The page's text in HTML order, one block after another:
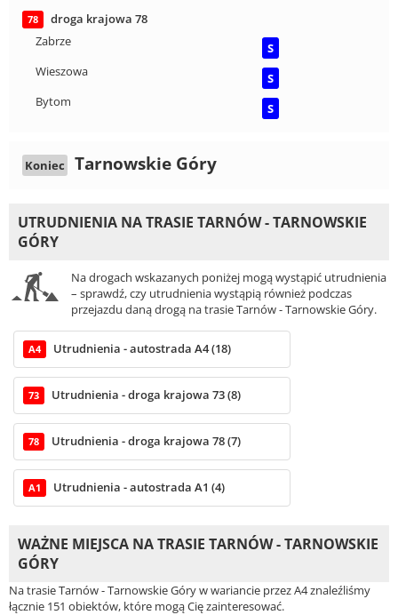
78
droga krajowa 78
Zabrze
S
Wieszowa
S
Bytom
S
Koniec Tarnowskie Góry
UTRUDNIENIA NA TRASIE TARNÓW - TARNOWSKIE
GÓRY
Na drogach wskazanych poniżej mogą wystąpić utrudnienia
– sprawdź, czy utrudnienia wystąpią również podczas
przejazdu daną drogą na trasie Tarnów - Tarnowskie Góry.
A4 Utrudnienia - autostrada A4 (18)
73 Utrudnienia - droga krajowa 73 (8)
78 Utrudnienia - droga krajowa 78 (7)
A1 Utrudnienia - autostrada A1 (4)
WAŻNE MIEJSCA NA TRASIE TARNÓW - TARNOWSKIE
GÓRY
Na trasie Tarnów - Tarnowskie Góry w wariancie przez A4 znaleźliśmy
łącznie 151 obiektów, które mogą Cię zainteresować.